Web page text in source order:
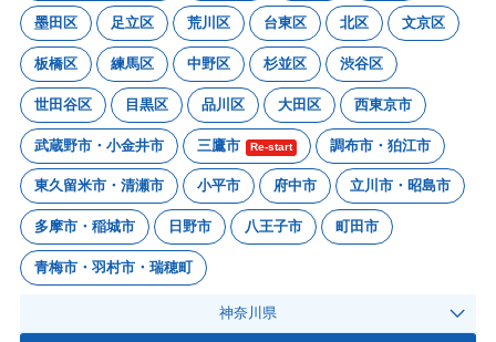
墨田区 足立区 荒川区 台東区 北区 文京区
板橋区 練馬区 中野区 杉並区 渋谷区
世田谷区 目黒区 品川区 大田区 西東京市
武蔵野市・小金井市 三鷹市 Re-start 調布市・狛江市
東久留米市・清瀬市 小平市 府中市 立川市・昭島市
多摩市・稲城市 日野市 八王子市 町田市
青梅市・羽村市・瑞穂町
神奈川県